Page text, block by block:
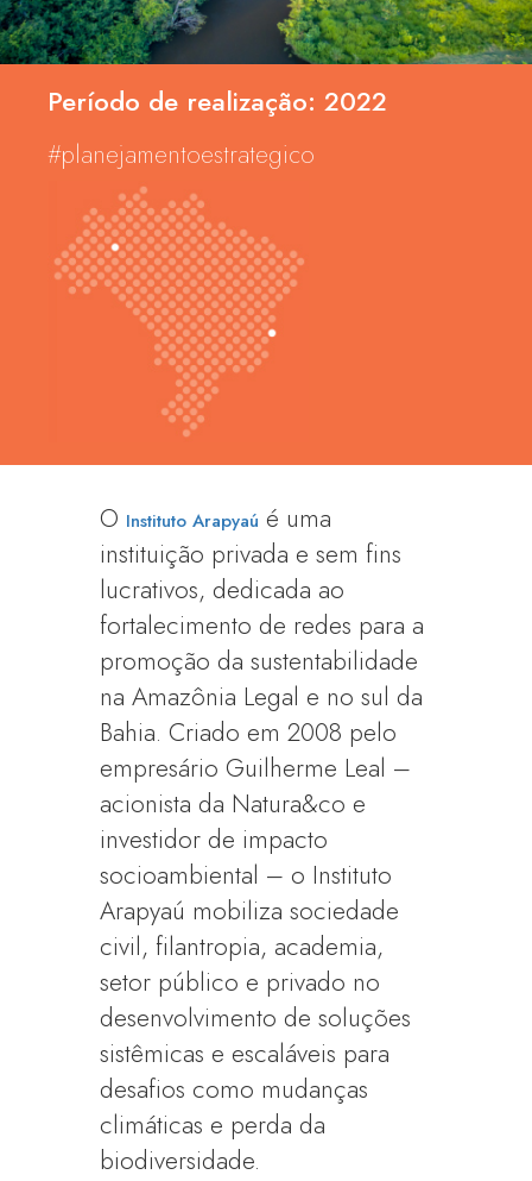
Período de realização: 2022
#planejamentoestrategico
O Instituto Arapyaú é uma
instituição privada e sem fins
lucrativos, dedicada ao
fortalecimento de redes para a
promoção da sustentabilidade
na Amazônia Legal e no sul da
Bahia. Criado em 2008 pelo
empresário Guilherme Leal –
acionista da Natura&co e
investidor de impacto
socioambiental – o Instituto
Arapyaú mobiliza sociedade
civil, filantropia, academia,
setor público e privado no
desenvolvimento de soluções
sistêmicas e escaláveis para
desafios como mudanças
climáticas e perda da
biodiversidade.